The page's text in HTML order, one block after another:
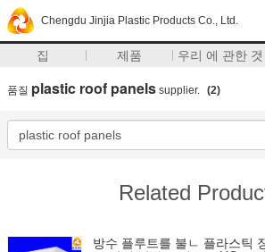
Chengdu Jinjia Plastic Products Co., Ltd.
집 제품 우리 에 관한 것
품질 plastic roof panels supplier. (2)
Related
방수 플루트를 불ㄴ 플라스틱